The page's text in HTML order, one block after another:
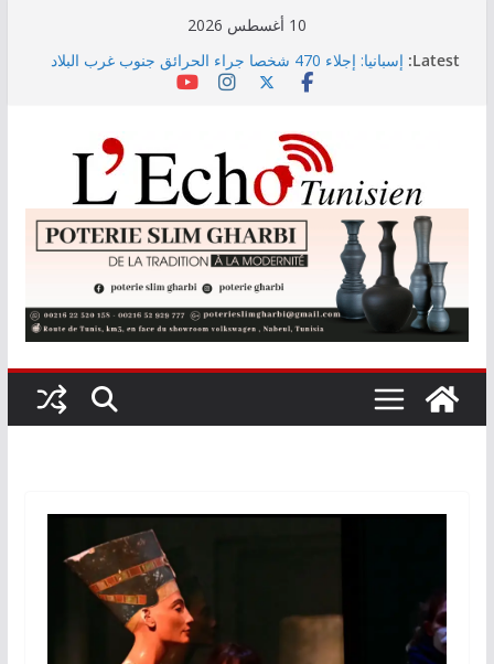
10 أغسطس 2026
Latest: إسبانيا: إجلاء 470 شخصا جراء الحرائق جنوب غرب البلاد
رئيس غرفة الملابس الجاهزة والأقمشة: اليوم آخر أجل
المقبولين أوليًا
تونس تحتضن المؤتمر الدولي الثامن للتغذية
الجمعية التونسية لعلوم الفلك توضح بخصوص “الأجسام
المضيئة” المرصودة في سماء تونس